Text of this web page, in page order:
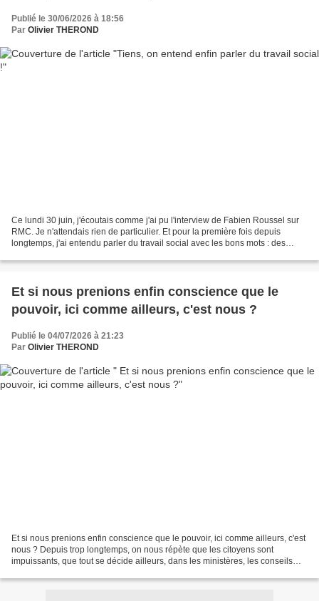
Publié le 30/06/2026 à 18:56
Par Olivier THEROND
Ce lundi 30 juin, j'écoutais comme j'ai pu l'interview de Fabien Roussel sur
RMC. Je n'attendais rien de particulier. Et pour la première fois depuis
longtemps, j'ai entendu parler du travail social avec les bons mots : des
Et si nous prenions enfin conscience que le
pouvoir, ici comme ailleurs, c'est nous ?
Publié le 04/07/2026 à 21:23
Par Olivier THEROND
Et si nous prenions enfin conscience que le pouvoir, ici comme ailleurs, c'est
nous ? Depuis trop longtemps, on nous répète que les citoyens sont
impuissants, que tout se décide ailleurs, dans les ministères, les conseils